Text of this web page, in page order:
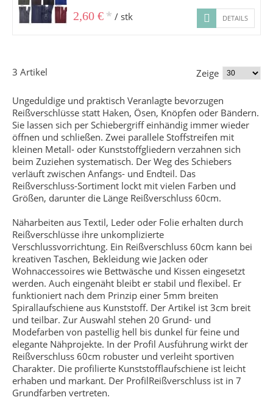
2,60 € * / stk DETAILS
3 Artikel Zeige
Ungeduldige und praktisch Veranlagte bevorzugen
Reißverschlüsse statt Haken, Ösen, Knöpfen oder Bändern.
Sie lassen sich per Schiebergriff einhändig immer wieder
öffnen und schließen. Zwei parallele Stoffstreifen mit
kleinen Metall- oder Kunststoffgliedern verzahnen sich
beim Zuziehen systematisch. Der Weg des Schiebers
verläuft zwischen Anfangs- und Endteil. Das
Reißverschluss-Sortiment lockt mit vielen Farben und
Größen, darunter die Länge Reißverschluss 60cm.
Näharbeiten aus Textil, Leder oder Folie erhalten durch
Reißverschlüsse ihre unkomplizierte
Verschlussvorrichtung. Ein Reißverschluss 60cm kann bei
kreativen Taschen, Bekleidung wie Jacken oder
Wohnaccessoires wie Bettwäsche und Kissen eingesetzt
werden. Auch eingenäht bleibt er stabil und flexibel. Er
funktioniert nach dem Prinzip einer 5mm breiten
Spirallaufschiene aus Kunststoff. Der Artikel ist 3cm breit
und teilbar. Zur Auswahl stehen 20 Grund- und
Modefarben von pastellig hell bis dunkel für feine und
elegante Nähprojekte. In der Profil Ausführung wirkt der
Reißverschluss 60cm robuster und verleiht sportiven
Charakter. Die profilierte Kunststofflaufschiene ist leicht
erhaben und markant. Der ProfilReißverschluss ist in 7
Grundfarben vertreten.